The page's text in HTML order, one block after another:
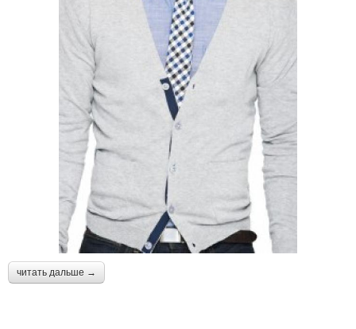
читать дальше →